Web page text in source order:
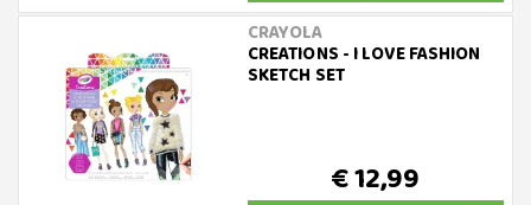
CRAYOLA
CREATIONS - I LOVE FASHION
SKETCH SET
€ 12,99